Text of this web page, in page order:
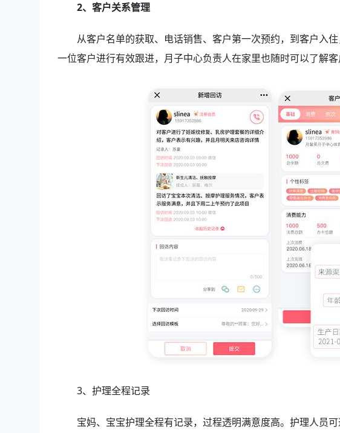
2、客户关系管理
从客户名单的获取、电话销售、客户第一次预约，到客户入
一位客户进行有效跟进，月子中心负责人在家里也随时可以了解
3、护理全程记录
宝妈、宝宝护理全程有记录，过程透明满意度高。护理人员